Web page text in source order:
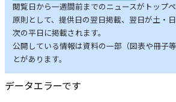
閲覧日から一週間前までのニュースがトップペ
原則として、提供日の翌日掲載、翌日が土・
次の平日に掲載されます。
公開している情報は資料の一部（図表や冊子
とがあります。
データエラーです